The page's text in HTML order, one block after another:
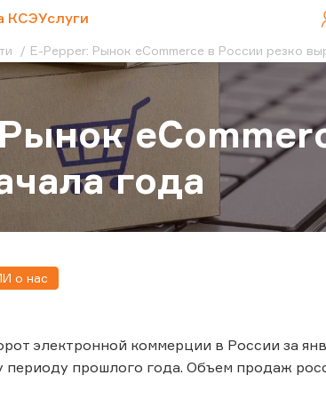
КСЭУслуги
E-Pepper: Рынок eCommerce в России резко
года
о нас
электронной коммерции в России за
прошлого года. Объем продаж